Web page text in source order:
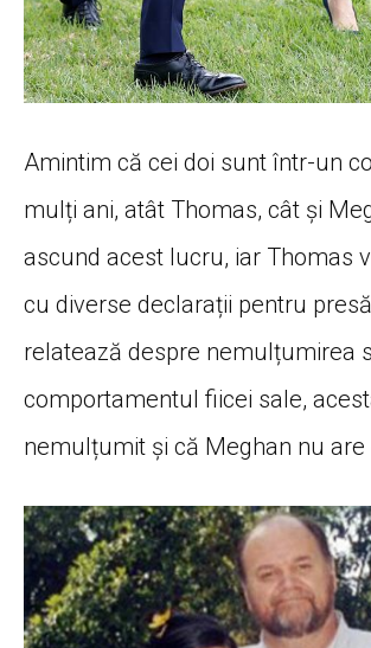
Amintim că cei doi sunt într-un
mulți ani, atât Thomas, cât și
ascund acest lucru, iar Thomas
cu diverse declarații pentru
relatează despre nemulțumirea
comportamentul fiicei sale,
nemulțumit și că Meghan nu are